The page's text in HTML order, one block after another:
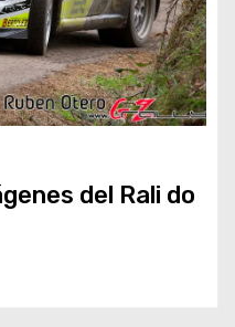
del Rali do